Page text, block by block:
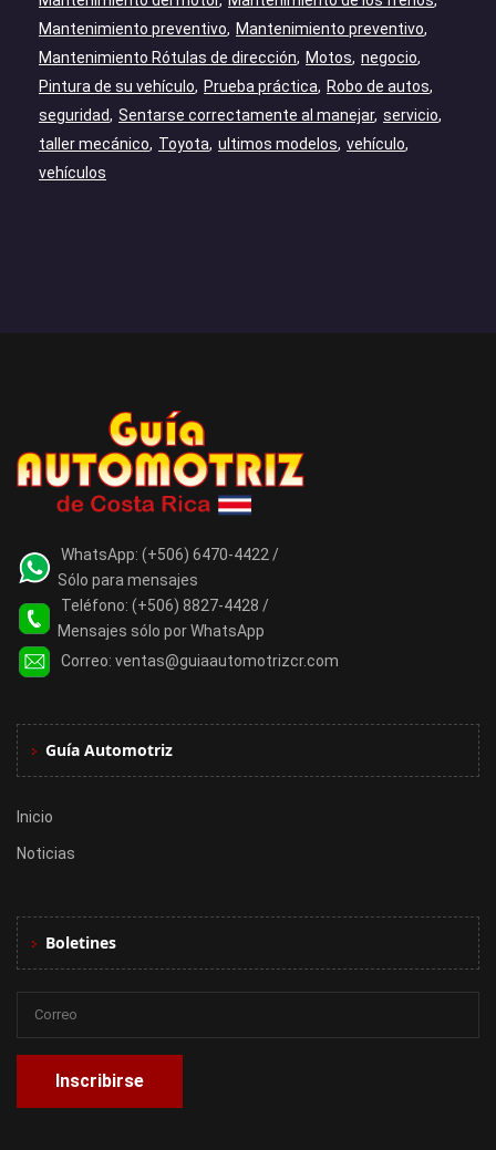
Mantenimiento preventivo
Mantenimiento preventivo
Mantenimiento Rótulas de dirección
Motos negocio
Pintura de su vehículo
Prueba práctica
Robo de autos
seguridad
Sentarse correctamente al manejar servicio
taller mecánico
Toyota ultimos modelos vehículo
vehículos
WhatsApp: (+506) 6470-4422 /
Sólo para mensajes
Teléfono: (+506) 8827-4428 /
Mensajes sólo por WhatsApp
Correo: ventas@guiaautomotrizcr.com
Guía Automotriz
Inicio
Noticias
Boletines